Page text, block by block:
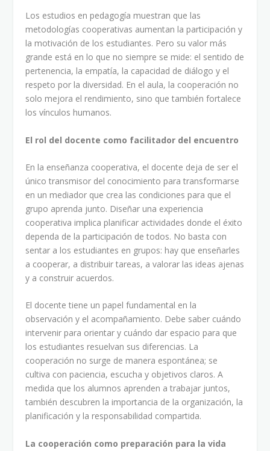
Los estudios en pedagogía muestran que las
metodologías cooperativas aumentan la participación y
la motivación de los estudiantes. Pero su valor más
grande está en lo que no siempre se mide: el sentido de
pertenencia, la empatía, la capacidad de diálogo y el
respeto por la diversidad. En el aula, la cooperación no
solo mejora el rendimiento, sino que también fortalece
los vínculos humanos.
El rol del docente como facilitador del encuentro
En la enseñanza cooperativa, el docente deja de ser el
único transmisor del conocimiento para transformarse
en un mediador que crea las condiciones para que el
grupo aprenda junto. Diseñar una experiencia
cooperativa implica planificar actividades donde el éxito
dependa de la participación de todos. No basta con
sentar a los estudiantes en grupos: hay que enseñarles
a cooperar, a distribuir tareas, a valorar las ideas ajenas
y a construir acuerdos.
El docente tiene un papel fundamental en la
observación y el acompañamiento. Debe saber cuándo
intervenir para orientar y cuándo dar espacio para que
los estudiantes resuelvan sus diferencias. La
cooperación no surge de manera espontánea; se
cultiva con paciencia, escucha y objetivos claros. A
medida que los alumnos aprenden a trabajar juntos,
también descubren la importancia de la organización, la
planificación y la responsabilidad compartida.
La cooperación como preparación para la vida